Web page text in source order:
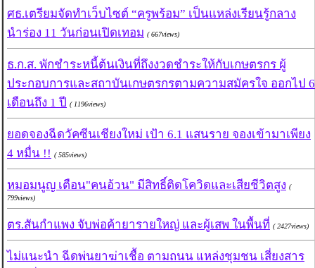
ศธ.เตรียมจัดทำเว็บไซต์ “ครูพร้อม” เป็นแหล่งเรียนรู้กลาง
นำร่อง 11 วันก่อนเปิดเทอม ( 667views)
ธ.ก.ส. พักชำระหนี้ต้นเงินที่ถึงงวดชำระให้กับเกษตรกร ผู้
ประกอบการและสถาบันเกษตรกรตามความสมัครใจ ออกไป 6
เดือนถึง 1 ปี ( 1196views)
ยอดจองฉีดวัคซีนเชียงใหม่ เป้า 6.1 แสนราย จองเข้ามาเพียง
4 หมื่น !! ( 585views)
หมอมนูญ เตือน"คนอ้วน" มีสิทธิ์ติดโควิดและเสียชีวิตสูง (
799views)
ตร.สันกำแพง จับพ่อค้ายารายใหญ่ และผู้เสพ ในพื้นที่ ( 2427views)
ไม่แนะนำ ฉีดพ่นยาฆ่าเชื้อ ตามถนน แหล่งชุมชน เสี่ยงสาร